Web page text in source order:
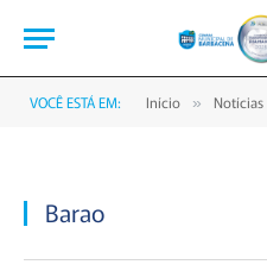
VOCÊ ESTÁ EM: Início » Notícias
Barao